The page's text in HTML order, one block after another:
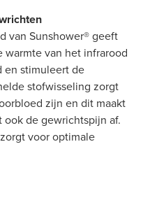
van Sunshower® geeft
van het infrarood
en stimuleert de
stofwisseling zorgt
zijn en dit maakt
de gewrichtspijn af.
voor optimale